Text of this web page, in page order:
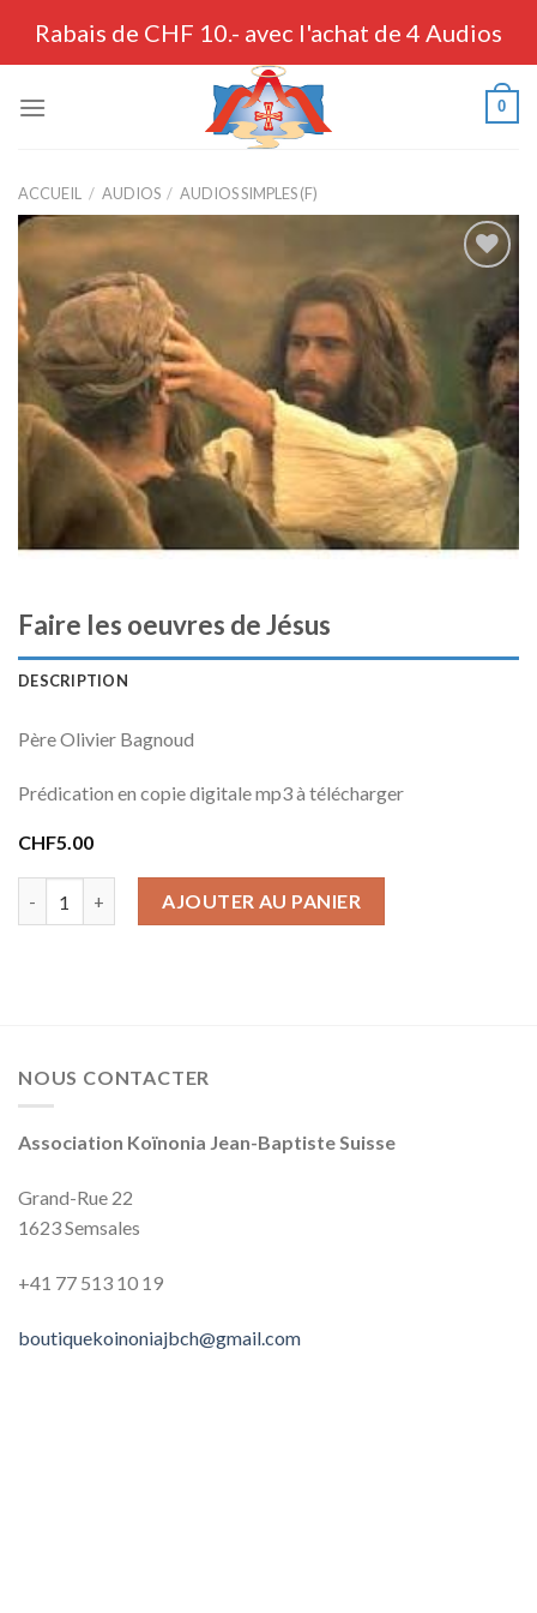
Rabais de CHF 10.- avec l'achat de 4 Audios
0
ACCUEIL / AUDIOS / AUDIOS SIMPLES (F)
à la liste
de
souhaits
Faire les oeuvres de Jésus
DESCRIPTION
Père Olivier Bagnoud
Prédication en copie digitale mp3 à télécharger
CHF5.00
quantité de Faire les oeuvres de Jésus
AJOUTER AU PANIER
NOUS CONTACTER
Association Koïnonia Jean-Baptiste Suisse
Grand-Rue 22
1623 Semsales
+41 77 513‬‬‬ 10‬‬‬ 19‬‬‬
boutiquekoinoniajbch@gmail.com